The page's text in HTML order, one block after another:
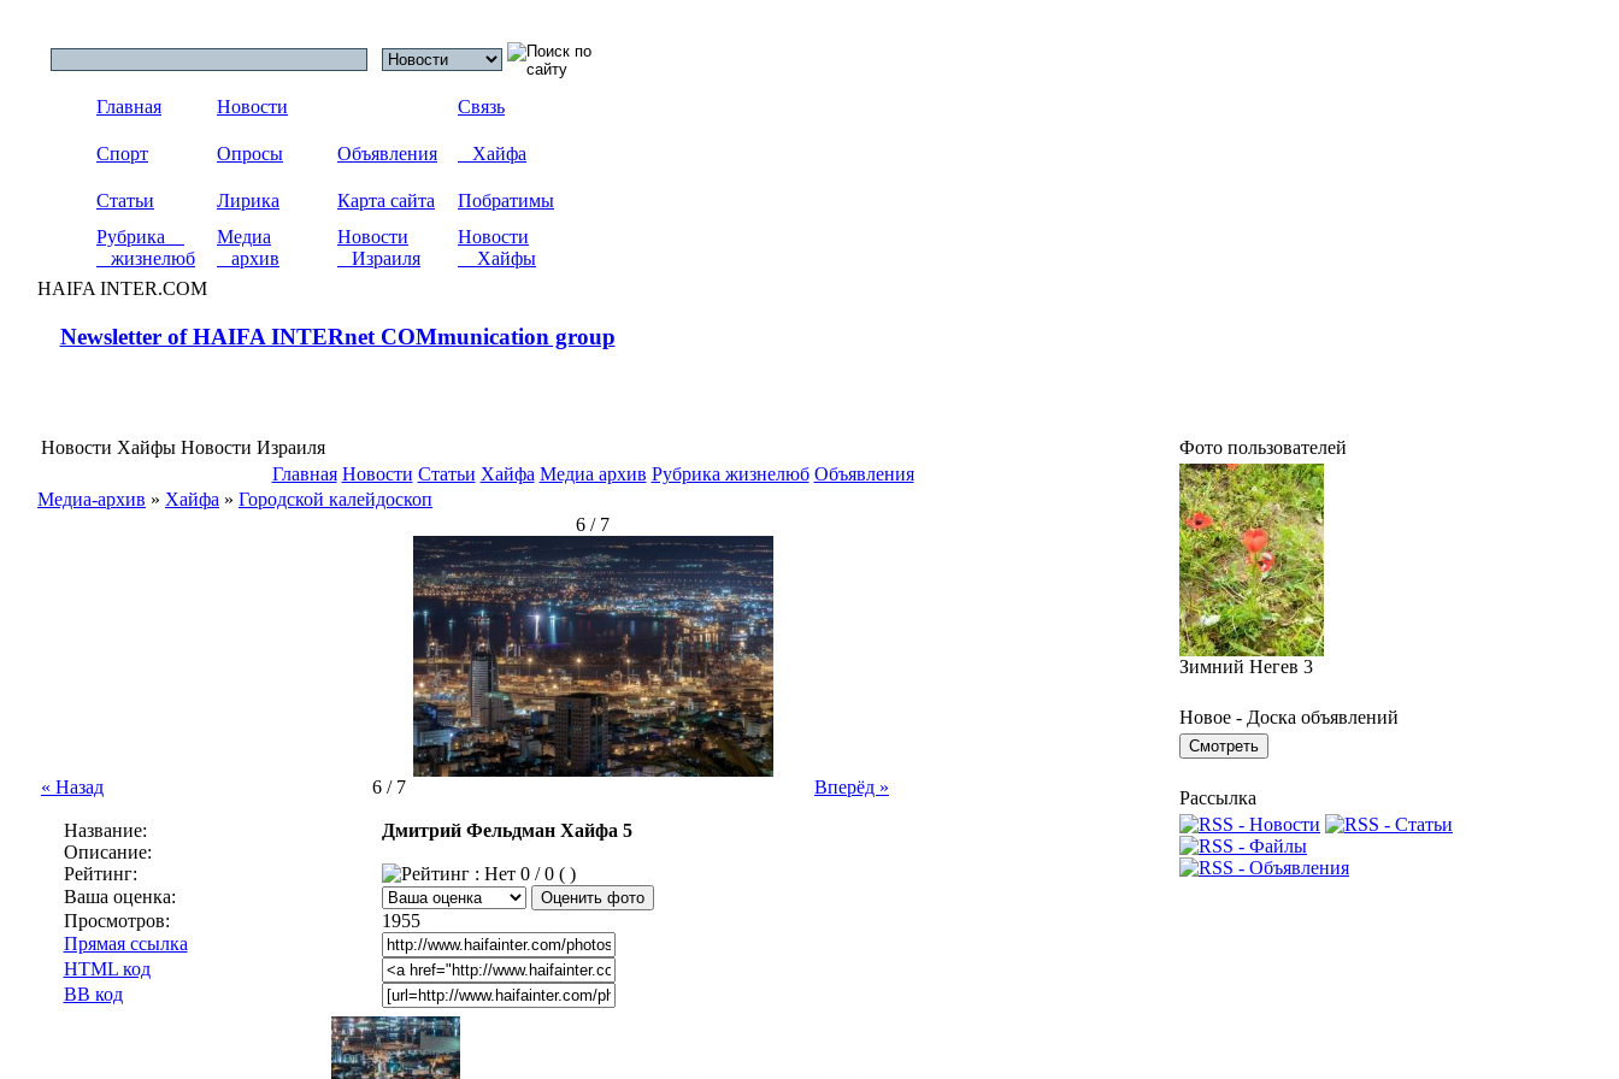
Главная Новости Связь
Спорт Опросы Объявления Хайфа
Статьи Лирика Карта сайта
Побратимы
Рубрика
жизнелюб
Медиа
архив
Новости
Израиля
Новости
Хайфы
HAIFA INTER.COM
Newsletter of HAIFA INTERnet COMmunication group
Новости Хайфы Новости Израиля
Главная Новости Статьи Хайфа Медиа архив Рубрика жизнелюб Объявления
Медиа-архив » Хайфа » Городской калейдоскоп
6 / 7
« Назад 6 / 7 Вперёд »
Название:
Дмитрий Фельдман Хайфа 5
Описание:
Рейтинг:
0 / 0 ( )
Ваша оценка:
Просмотров:
1955
Прямая ссылка
HTML код
BB код
Фото пользователей
Зимний Негев 3
Новое - Доска объявлений
Рассылка